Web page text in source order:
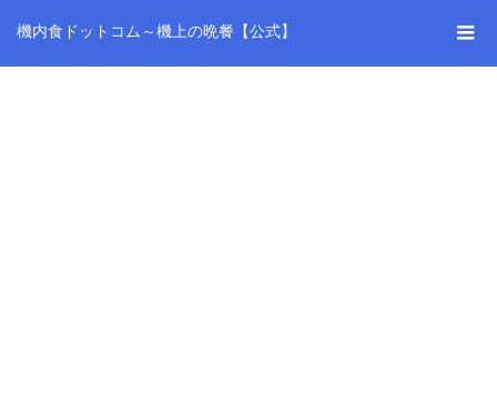
機内食ドットコム～機上の晩餐【公式】